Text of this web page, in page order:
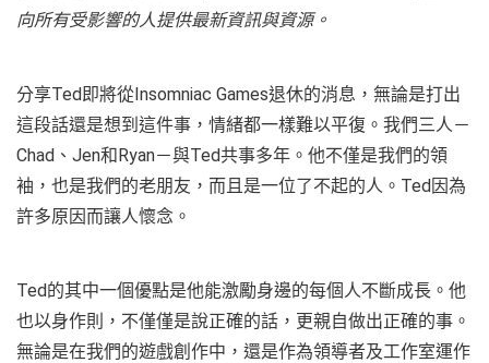
向所有受影響的人提供最新資訊與資源。
分享Ted即將從Insomniac Games退休的消息，無論是打出
這段話還是想到這件事，情緒都一樣難以平復。我們三人－
Chad、Jen和Ryan－與Ted共事多年。他不僅是我們的領
袖，也是我們的老朋友，而且是一位了不起的人。Ted因為
許多原因而讓人懷念。
Ted的其中一個優點是他能激勵身邊的每個人不斷成長。他
也以身作則，不僅僅是說正確的話，更親自做出正確的事。
無論是在我們的遊戲創作中，還是作為領導者及工作室運作